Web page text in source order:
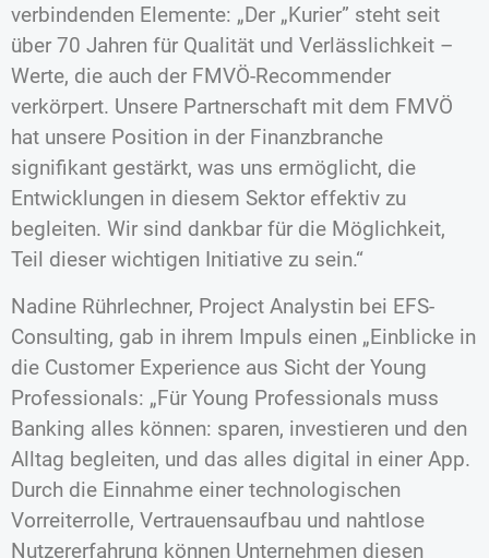
verbindenden Elemente: „Der „Kurier” steht seit
über 70 Jahren für Qualität und Verlässlichkeit –
Werte, die auch der FMVÖ-Recommender
verkörpert. Unsere Partnerschaft mit dem FMVÖ
hat unsere Position in der Finanzbranche
signifikant gestärkt, was uns ermöglicht, die
Entwicklungen in diesem Sektor effektiv zu
begleiten. Wir sind dankbar für die Möglichkeit,
Teil dieser wichtigen Initiative zu sein.“
Nadine Rührlechner, Project Analystin bei EFS-
Consulting, gab in ihrem Impuls einen „Einblicke in
die Customer Experience aus Sicht der Young
Professionals: „Für Young Professionals muss
Banking alles können: sparen, investieren und den
Alltag begleiten, und das alles digital in einer App.
Durch die Einnahme einer technologischen
Vorreiterrolle, Vertrauensaufbau und nahtlose
Nutzererfahrung können Unternehmen diesen